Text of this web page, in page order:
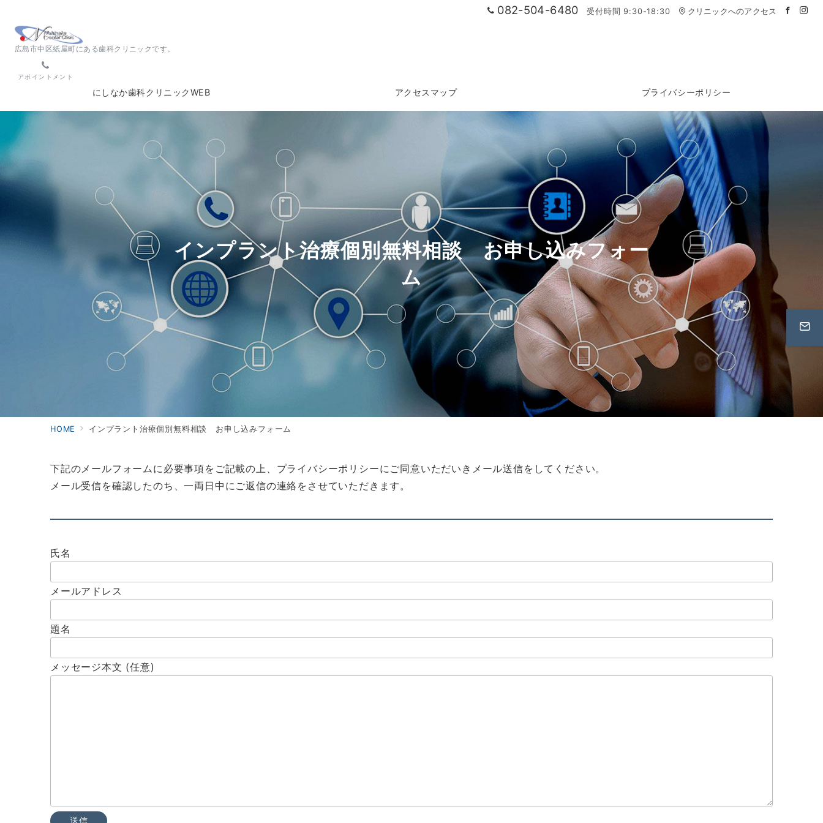
082-504-6480 受付時間 9:30-18:30 クリニックへのアクセス
広島市中区紙屋町にある歯科クリニックです。
アポイントメント
にしなか歯科クリニックWEB アクセスマップ プライバシーポリシー
インプラント治療個別無料相談 お申し込みフォー
ム
HOME インプラント治療個別無料相談 お申し込みフォーム
下記のメールフォームに必要事項をご記載の上、プライバシーポリシーにご同意いただいきメール送信をしてください。
メール受信を確認したのち、一両日中にご返信の連絡をさせていただきます。
氏名
メールアドレス
題名
メッセージ本文 (任意)